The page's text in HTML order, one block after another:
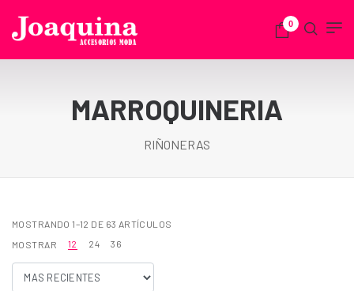
0
MARROQUINERIA
RIÑONERAS
MOSTRANDO 1–12 DE 63 ARTÍCULOS
MOSTRAR
12 24 36